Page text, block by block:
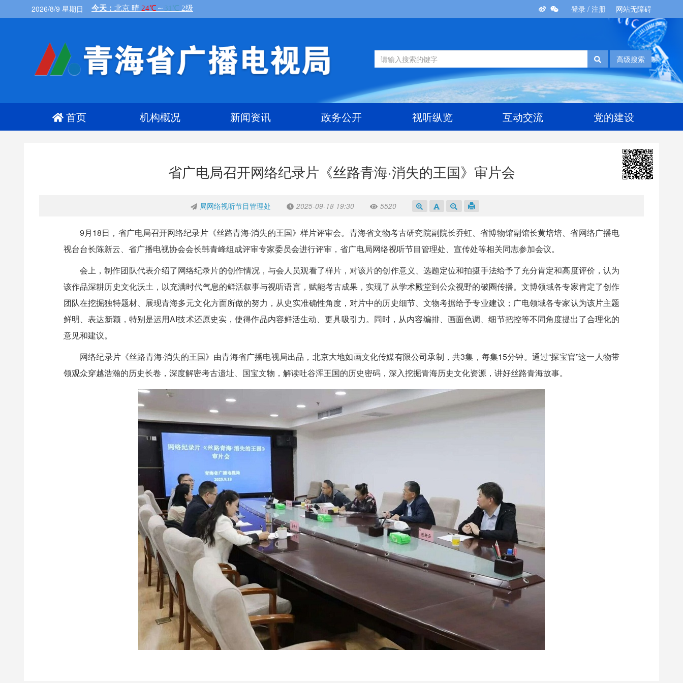
2026/8/9 星期日 登录 / 注册 网站无障碍
高级搜索
首页 机构概况 新闻资讯 政务公开 视听纵览 互动交流 党的建设
省广电局召开网络纪录片《丝路青海·消失的王国》审片会
局网络视听节目管理处 2025-09-18 19:30 5520
9月18日，省广电局召开网络纪录片《丝路青海·消失的王国》样片评审会。青海省文物考古研究院副院长乔虹、省博物馆副馆长黄培培、省网络广播电
视台台长陈新云、省广播电视协会会长韩青峰组成评审专家委员会进行评审，省广电局网络视听节目管理处、宣传处等相关同志参加会议。
会上，制作团队代表介绍了网络纪录片的创作情况，与会人员观看了样片，对该片的创作意义、选题定位和拍摄手法给予了充分肯定和高度评价，认为
该作品深耕历史文化沃土，以充满时代气息的鲜活叙事与视听语言，赋能考古成果，实现了从学术殿堂到公众视野的破圈传播。文博领域各专家肯定了创作
团队在挖掘独特题材、展现青海多元文化方面所做的努力，从史实准确性角度，对片中的历史细节、文物考据给予专业建议；广电领域各专家认为该片主题
鲜明、表达新颖，特别是运用AI技术还原史实，使得作品内容鲜活生动、更具吸引力。同时，从内容编排、画面色调、细节把控等不同角度提出了合理化的
意见和建议。
网络纪录片《丝路青海·消失的王国》由青海省广播电视局出品，北京大地如画文化传媒有限公司承制，共3集，每集15分钟。通过“探宝官”这一人物带
领观众穿越浩瀚的历史长卷，深度解密考古遗址、国宝文物，解读吐谷浑王国的历史密码，深入挖掘青海历史文化资源，讲好丝路青海故事。